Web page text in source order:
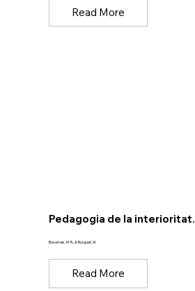
Read More
Pedagogia de la interioritat.
Buxarrais, M. R., & Burguet, M.
Read More